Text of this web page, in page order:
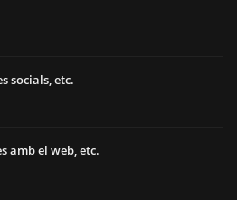
socials, etc.
amb el web, etc.